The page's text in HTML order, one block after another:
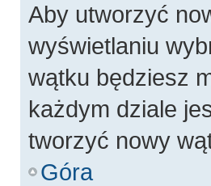
Aby utworzyć
wyświetlaniu
wątku będziesz
każdym dziale
tworzyć nowy
Góra